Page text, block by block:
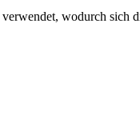
wodurch sich